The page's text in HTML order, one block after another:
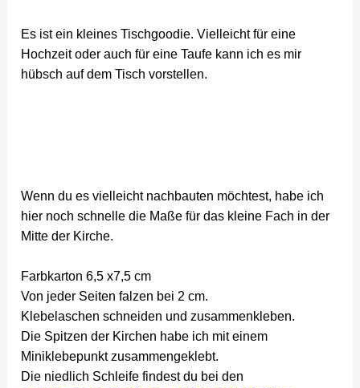
Es ist ein kleines Tischgoodie. Vielleicht für eine
Hochzeit oder auch für eine Taufe kann ich es mir
hübsch auf dem Tisch vorstellen.
Wenn du es vielleicht nachbauten möchtest, habe ich
hier noch schnelle die Maße für das kleine Fach in der
Mitte der Kirche.
Farbkarton 6,5 x7,5 cm
Von jeder Seiten falzen bei 2 cm.
Klebelaschen schneiden und zusammenkleben.
Die Spitzen der Kirchen habe ich mit einem
Miniklebepunkt zusammengeklebt.
Die niedlich Schleife findest du bei den